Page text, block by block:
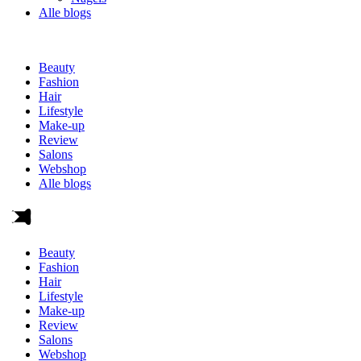
Alle blogs
Beauty
Fashion
Hair
Lifestyle
Make-up
Review
Salons
Webshop
Alle blogs
Beauty
Fashion
Hair
Lifestyle
Make-up
Review
Salons
Webshop